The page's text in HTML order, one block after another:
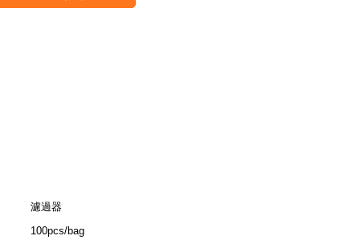
濾過器
100pcs/bag